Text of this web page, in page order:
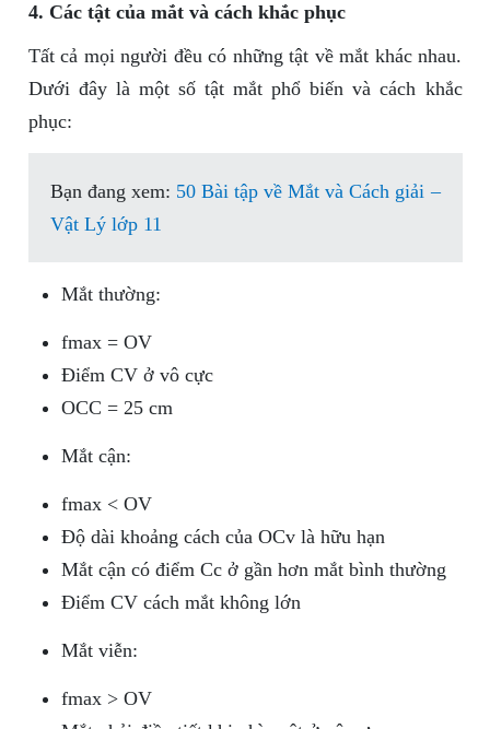
4. Các tật của mắt và cách khắc phục
Tất cả mọi người đều có những tật về mắt khác nhau.
Dưới đây là một số tật mắt phổ biến và cách khắc
phục:
Bạn đang xem: 50 Bài tập về Mắt và Cách giải –
Vật Lý lớp 11
Mắt thường:
fmax = OV
Điểm CV ở vô cực
OCC = 25 cm
Mắt cận:
fmax < OV
Độ dài khoảng cách của OCv là hữu hạn
Mắt cận có điểm Cc ở gần hơn mắt bình thường
Điểm CV cách mắt không lớn
Mắt viễn:
fmax > OV